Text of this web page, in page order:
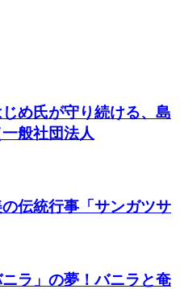
め氏が守り続ける、島
般社団法人
伝統行事「サンガツサ
ラ」の夢！バニラと奄